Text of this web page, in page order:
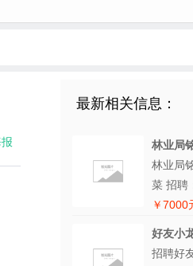
最新相关信息：
林业局
林业局
菜 招聘
￥7000
好友小
招聘好